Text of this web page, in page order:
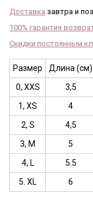
Доставка завтра и
100% гарантия
Скидки постоянным
Размер Длина (см)
0, XXS
3,5
1, XS
4
2, S
4,5
3, M
5
4, L
5.5
5. XL
6